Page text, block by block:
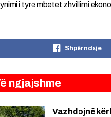
i tyre mbetet zhvillimi
Shpërndaje
ngjajshme
Vazhdojnë